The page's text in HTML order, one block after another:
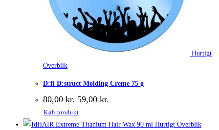
Hurtigt
Overblik
D:fi D:struct Molding Creme 75 g
80,00kr. Den
oprindelige
pris
var:
59,00 kr.
er:
Køb produkt
Hurtigt Overblik